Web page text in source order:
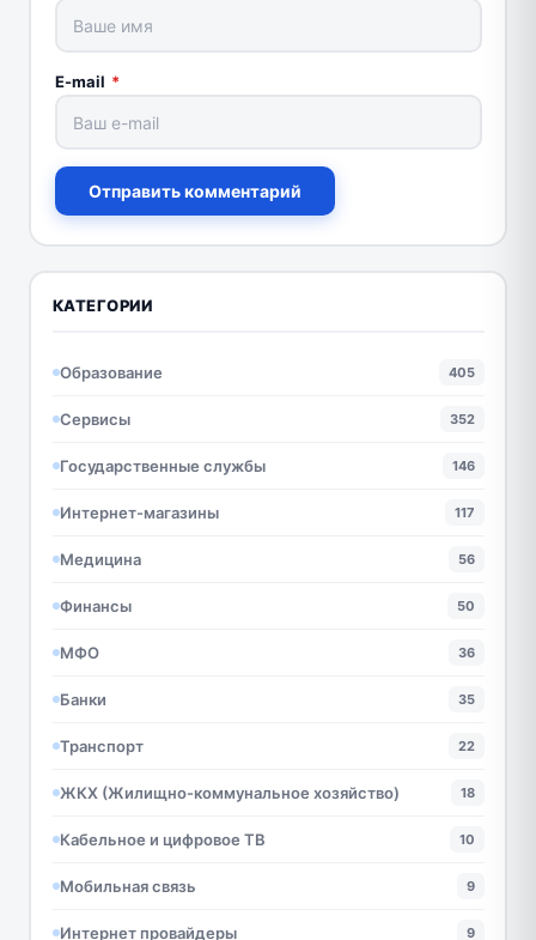
E-mail *
Отправить комментарий
КАТЕГОРИИ
Образование 405
Сервисы 352
Государственные службы 146
Интернет-магазины 117
Медицина 56
Финансы 50
МФО 36
Банки 35
Транспорт 22
ЖКХ (Жилищно-коммунальное хозяйство) 18
Кабельное и цифровое ТВ 10
Мобильная связь 9
Интернет провайдеры 9